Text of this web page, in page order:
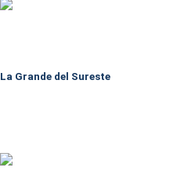
La Grande del Sureste